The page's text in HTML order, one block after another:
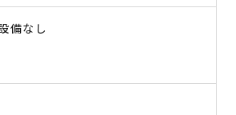
備なし